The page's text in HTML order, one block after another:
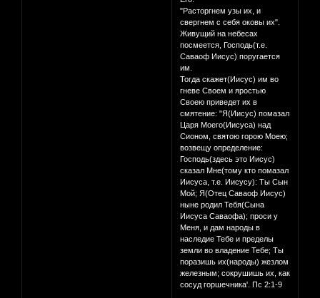
"Расторгнем узы их, и
свергнем с себя оковы их".
Живущий на небесах
посмеется, Господь(т.е.
Саваоф Иисус) поругается
им.
Тогда скажет(Иисус) им во
гневе Своем и яростью
Своею приведет их в
смятение: "Я(Иисус) помазал
Царя Моего(Иисуса) над
Сионом, святою горою Моею;
возвещу определение:
Господь(здесь это Иисус)
сказал Мне(тому кто помазал
Иисуса, т.е. Иисусу): Ты Сын
Мой; Я(Отец Саваоф Иисус)
ныне родил Тебя(Сына
Иисуса Саваофа); проси у
Меня, и дам народы в
наследие Тебе и пределы
земли во владение Тебе; Ты
поразишь их(народы) жезлом
железным; сокрушишь их, как
сосуд горшечника'. Пс 2:1-9